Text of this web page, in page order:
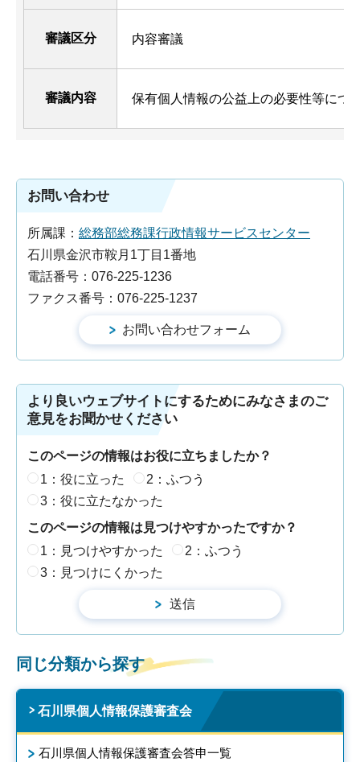
審議区分 内容審議
審議内容 保有個人情報の公益上の必要性等につ
お問い合わせ
所属課： 総務部総務課行政情報サービスセンター
石川県金沢市鞍月1丁目1番地
電話番号：076-225-1236
ファクス番号：076-225-1237
より良いウェブサイトにするためにみなさまのご
意見をお聞かせください
このページの情報はお役に立ちましたか？
1：役に立った
2：ふつう
3：役に立たなかった
このページの情報は見つけやすかったですか？
1：見つけやすかった
2：ふつう
3：見つけにくかった
同じ分類から探す
石川県個人情報保護審査会
石川県個人情報保護審査会答申一覧